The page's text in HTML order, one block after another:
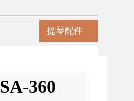
提琴配件
SA-360